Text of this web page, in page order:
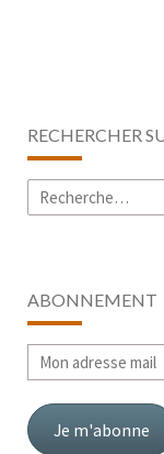
RECHERCHER
Rechercher :
ABONNEMENT
Mon
adresse
mail
Je m'abonne